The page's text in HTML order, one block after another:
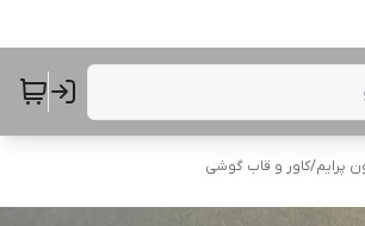
/کاور و قاب گوشی